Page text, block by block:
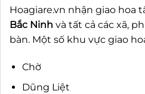
Hoagiare.vn nhận giao hoa
Bắc Ninh và tất cả các xã,
bàn. Một số khu vực giao
Chờ
Dũng Liệt